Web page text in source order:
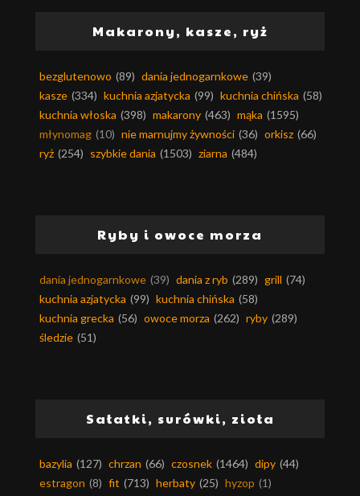
Makarony, kasze, ryż
bezglutenowo (89) dania jednogarnkowe (39)
kasze (334) kuchnia azjatycka (99) kuchnia chińska (58)
kuchnia włoska (398) makarony (463) mąka (1595)
młynomag (10) nie marnujmy żywności (36) orkisz (66)
ryż (254) szybkie dania (1503) ziarna (484)
Ryby i owoce morza
dania jednogarnkowe (39) dania z ryb (289) grill (74)
kuchnia azjatycka (99) kuchnia chińska (58)
kuchnia grecka (56) owoce morza (262) ryby (289)
śledzie (51)
Sałatki, surówki, zioła
bazylia (127) chrzan (66) czosnek (1464) dipy (44)
estragon (8) fit (713) herbaty (25) hyzop (1)